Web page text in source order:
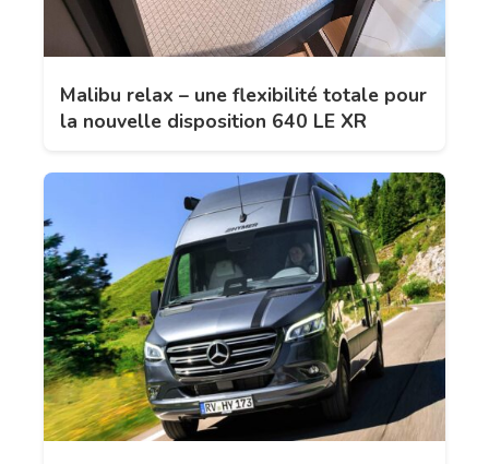
Malibu relax – une flexibilité totale pour
la nouvelle disposition 640 LE XR